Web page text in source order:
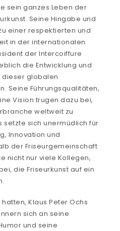
sein ganzes Leben der
Seine Hingabe und
einer respektierten und
in der internationalen
der Intercoiffure
die Entwicklung und
dieser globalen
Seine Führungsqualitäten,
Vision trugen dazu bei,
weltweit zu
setzte sich unermüdlich für
Innovation und
der Friseurgemeinschaft
nicht nur viele Kollegen,
die Friseurkunst auf ein
Klaus Peter Ochs
sich an seine
und seine